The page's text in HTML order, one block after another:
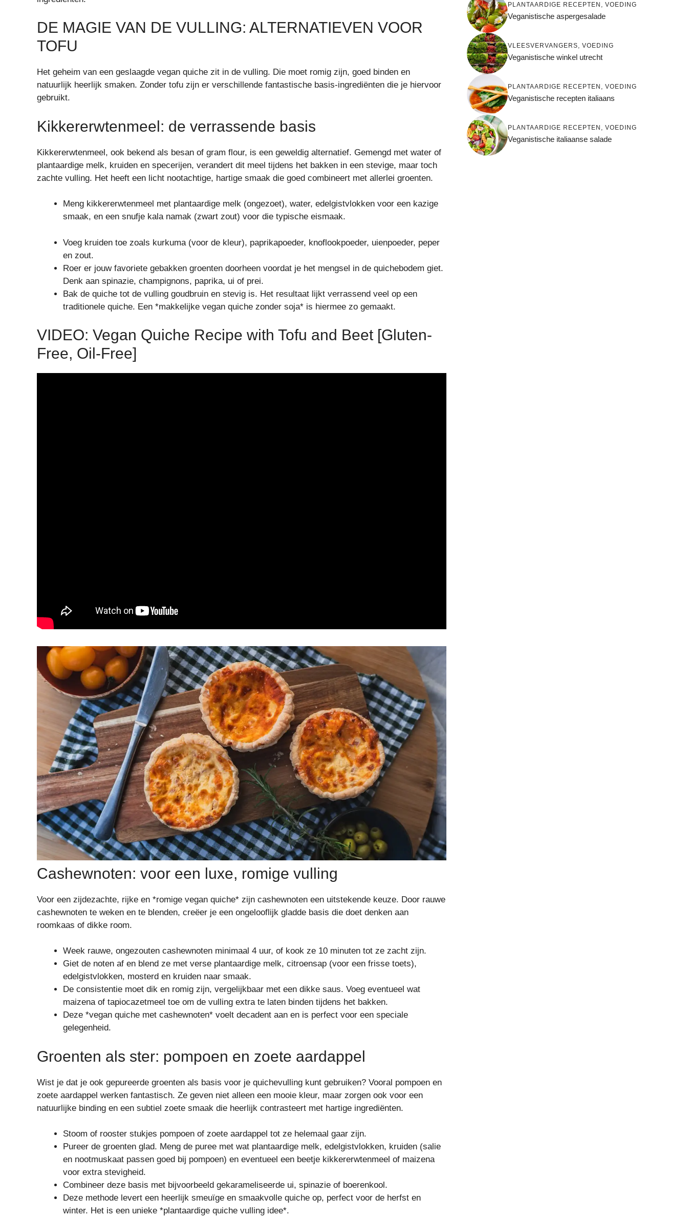
DE MAGIE VAN DE VULLING: ALTERNATIEVEN VOOR
TOFU
Het geheim van een geslaagde vegan quiche zit in de vulling. Die moet romig zijn, goed binden en
natuurlijk heerlijk smaken. Zonder tofu zijn er verschillende fantastische basis-ingrediënten die je hiervoor
gebruikt.
Kikkererwtenmeel: de verrassende basis
Kikkererwtenmeel, ook bekend als besan of gram flour, is een geweldig alternatief. Gemengd met water of
plantaardige melk, kruiden en specerijen, verandert dit meel tijdens het bakken in een stevige, maar toch
zachte vulling. Het heeft een licht nootachtige, hartige smaak die goed combineert met allerlei groenten.
Meng kikkererwtenmeel met plantaardige melk (ongezoet), water, edelgistvlokken voor een kazige
smaak, en een snufje kala namak (zwart zout) voor die typische eismaak.
Voeg kruiden toe zoals kurkuma (voor de kleur), paprikapoeder, knoflookpoeder, uienpoeder, peper
en zout.
Roer er jouw favoriete gebakken groenten doorheen voordat je het mengsel in de quichebodem giet.
Denk aan spinazie, champignons, paprika, ui of prei.
Bak de quiche tot de vulling goudbruin en stevig is. Het resultaat lijkt verrassend veel op een
traditionele quiche. Een *makkelijke vegan quiche zonder soja* is hiermee zo gemaakt.
VIDEO: Vegan Quiche Recipe with Tofu and Beet [Gluten-
Free, Oil-Free]
Cashewnoten: voor een luxe, romige vulling
Voor een zijdezachte, rijke en *romige vegan quiche* zijn cashewnoten een uitstekende keuze. Door rauwe
cashewnoten te weken en te blenden, creëer je een ongelooflijk gladde basis die doet denken aan
roomkaas of dikke room.
Week rauwe, ongezouten cashewnoten minimaal 4 uur, of kook ze 10 minuten tot ze zacht zijn.
Giet de noten af en blend ze met verse plantaardige melk, citroensap (voor een frisse toets),
edelgistvlokken, mosterd en kruiden naar smaak.
De consistentie moet dik en romig zijn, vergelijkbaar met een dikke saus. Voeg eventueel wat
maizena of tapiocazetmeel toe om de vulling extra te laten binden tijdens het bakken.
Deze *vegan quiche met cashewnoten* voelt decadent aan en is perfect voor een speciale
gelegenheid.
Groenten als ster: pompoen en zoete aardappel
Wist je dat je ook gepureerde groenten als basis voor je quichevulling kunt gebruiken? Vooral pompoen en
zoete aardappel werken fantastisch. Ze geven niet alleen een mooie kleur, maar zorgen ook voor een
natuurlijke binding en een subtiel zoete smaak die heerlijk contrasteert met hartige ingrediënten.
Stoom of rooster stukjes pompoen of zoete aardappel tot ze helemaal gaar zijn.
Pureer de groenten glad. Meng de puree met wat plantaardige melk, edelgistvlokken, kruiden (salie
en nootmuskaat passen goed bij pompoen) en eventueel een beetje kikkererwtenmeel of maizena
voor extra stevigheid.
Combineer deze basis met bijvoorbeeld gekarameliseerde ui, spinazie of boerenkool.
Deze methode levert een heerlijk smeuïge en smaakvolle quiche op, perfect voor de herfst en
winter. Het is een unieke *plantaardige quiche vulling idee*.
PLANTAARDIGE RECEPTEN VOEDING
Veganistische aspergesalade
VLEESVERVANGERS VOEDING
Veganistische winkel utrecht
PLANTAARDIGE RECEPTEN VOEDING
Veganistische recepten italiaans
PLANTAARDIGE RECEPTEN VOEDING
Veganistische italiaanse salade